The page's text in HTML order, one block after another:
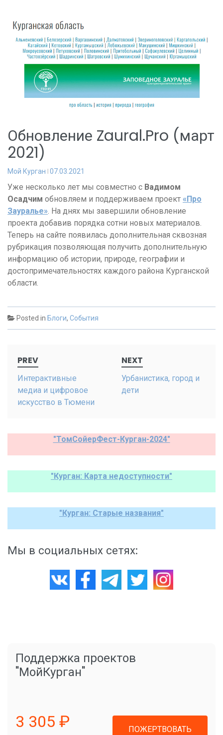
Обновление Zaural.Pro (март
2021)
Мой Курган 07.03.2021
Уже несколько лет мы совместно с Вадимом
Осадчим обновляем и поддерживаем проект «Про
Зауралье». На днях мы завершили обновление
проекта добавив порядка сотни новых материалов.
Теперь на сайте появилась дополнительная сквозная
рубрикация позволяющая получить дополнительную
информацию об истории, природе, географии и
достопримечательностях каждого района Курганской
области.
Posted in Блоги, События
navigation
PREV
Интерактивные
медиа и цифровое
искусство в Тюмени
NEXT
Урбанистика, город и
дети
"ТомСойерФест-Курган-2024"
"Курган: Карта недоступности"
"Курган: Старые названия"
Мы в социальных сетях:
Поддержка проектов
"МойКурган"
3 305 ₽ ПОЖЕРТВОВАТЬ